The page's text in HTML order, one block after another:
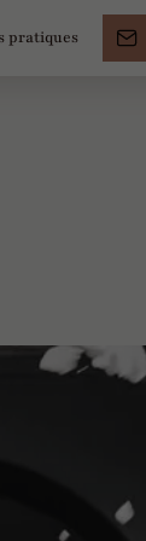
pratiques